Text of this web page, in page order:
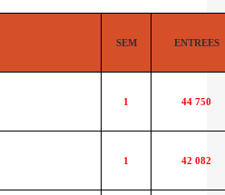
SEM ENTREES
1 44 750
1 42 082